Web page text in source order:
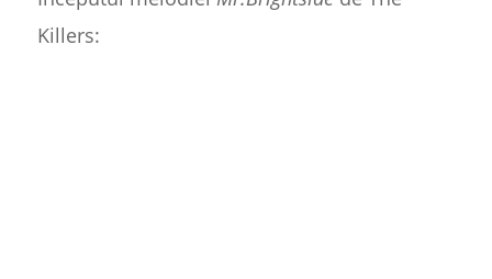
Killers: